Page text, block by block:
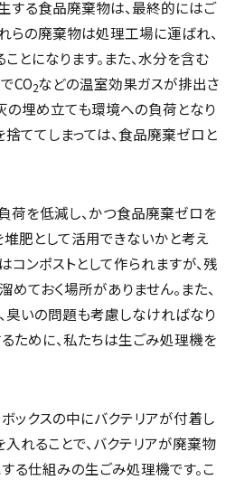
する食品廃棄物は、最終的にはご
らの廃棄物は処理工場に運ばれ、
とになります。また、水分を含む
CO2などの温室効果ガスが排出さ
の埋め立ても環境への負荷となり
捨ててしまっては、食品廃棄ゼロと
荷を低減し、かつ食品廃棄ゼロを
肥として活用できないかと考え
コンポストとして作られますが、残
ておく場所がありません。また、
臭いの問題も考慮しなければなり
ために、私たちは生ごみ処理機を
ックスの中にバクテリアが付着し
れることで、バクテリアが廃棄物
る仕組みの生ごみ処理機です。こ